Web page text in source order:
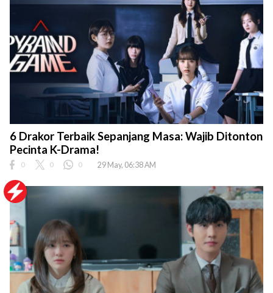
6 Drakor Terbaik Sepanjang Masa: Wajib Ditonton
Pecinta K-Drama!
0 0 0 29 May, 06:38 AM